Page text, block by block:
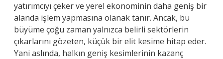
yatırımcıyı çeker ve yerel ekonominin daha geniş bir
alanda işlem yapmasına olanak tanır. Ancak, bu
büyüme çoğu zaman yalnızca belirli sektörlerin
çıkarlarını gözeten, küçük bir elit kesime hitap eder.
Yani aslında, halkın geniş kesimlerinin kazanç